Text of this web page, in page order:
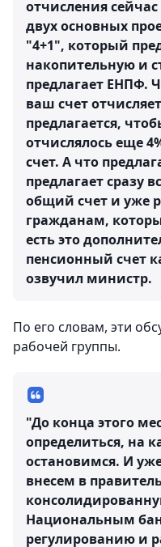
отчисления
двух основных
"4+1", который
накопительную и
предлагает ЕНПФ.
ваш счет
предлагается,
отчислялось еще
счет. А что
предлагает сразу
общий счет и уже
гражданам,
есть это
пенсионный счет
озвучил министр.
По его словам, эти
рабочей группы.
"До конца этого
определиться, на
остановимся. И
внесем в
Национальным
регулированию и